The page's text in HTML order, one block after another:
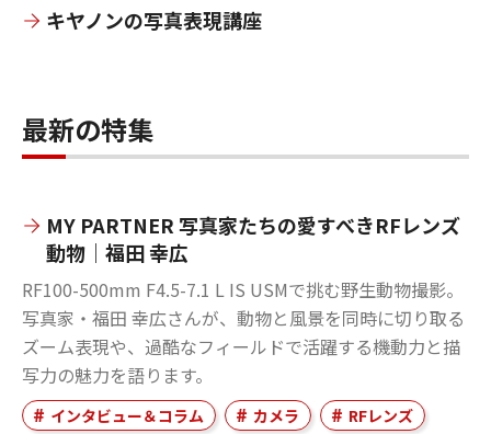
キヤノンの写真表現講座
最新の特集
MY PARTNER 写真家たちの愛すべきRFレンズ
動物｜福田 幸広
RF100-500mm F4.5-7.1 L IS USMで挑む野生動物撮影。
写真家・福田 幸広さんが、動物と風景を同時に切り取る
ズーム表現や、過酷なフィールドで活躍する機動力と描
写力の魅力を語ります。
インタビュー＆コラム カメラ
RFレンズ